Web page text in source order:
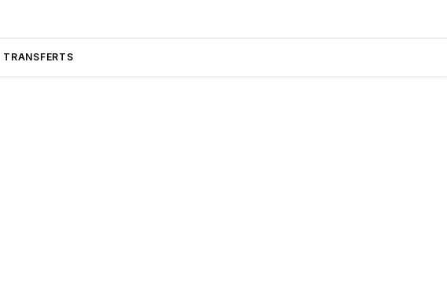
TRANSFERTS